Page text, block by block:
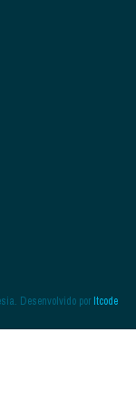
Desenvolvido porItcode